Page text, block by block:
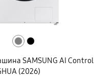
SAMSUNG AI Control
(2026)